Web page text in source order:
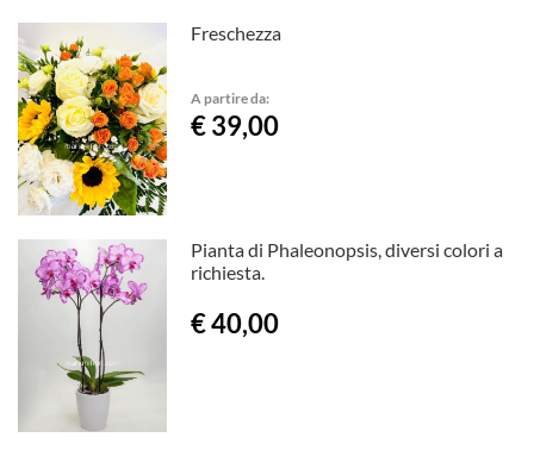
Freschezza
A partire da:
€ 39,00
Pianta di Phaleonopsis, diversi colori a
richiesta.
€ 40,00